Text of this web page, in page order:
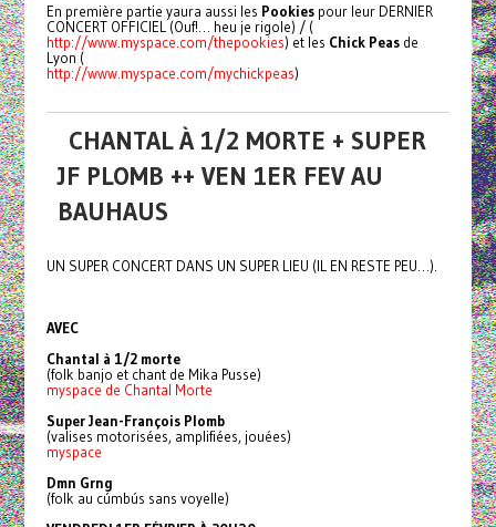
En première partie yaura aussi les Pookies pour leur DERNIER
CONCERT OFFICIEL (Ouf!… heu je rigole) / (
http://www.myspace.com/thepookies) et les Chick Peasde
Lyon (
http://www.myspace.com/mychickpeas)
CHANTAL À 1/2 MORTE + SUPER
JF PLOMB ++ VEN 1ER FEV AU
BAUHAUS
UN SUPER CONCERT DANS UN SUPER LIEU (IL EN RESTE PEU…).
AVEC
Chantal à 1/2 morte
(folk banjo et chant de Mika Pusse)
myspace de Chantal Morte
Super Jean-François Plomb
(valises motorisées, amplifiées, jouées)
myspace
Dmn Grng
(folk au cúmbús sans voyelle)